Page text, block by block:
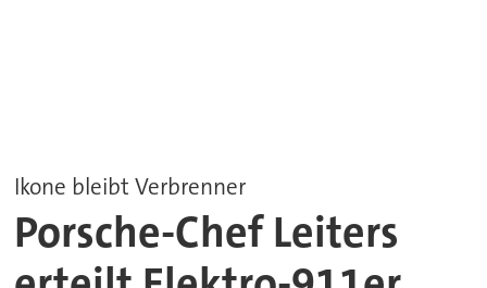
Ikone bleibt Verbrenner
Porsche-Chef Leiters